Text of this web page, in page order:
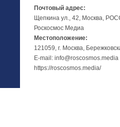
Почтовый адрес:
Щепкина ул., 42, Москва,
Роскосмос Медиа
Местоположение:
121059, г. Москва,
E-mail: info@roscosmos.media
https://roscosmos.media/